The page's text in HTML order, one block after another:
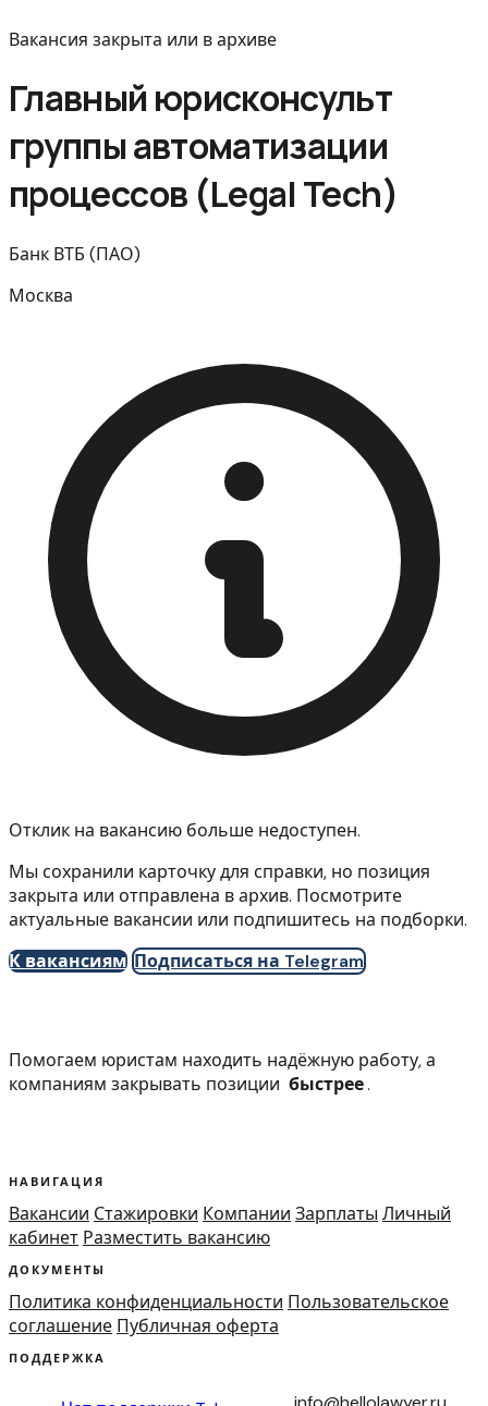
Вакансия закрыта или в архиве
Главный юрисконсульт
группы автоматизации
процессов (Legal Tech)
Банк ВТБ (ПАО)
Москва
Отклик на вакансию больше недоступен.
Мы сохранили карточку для справки, но позиция
закрыта или отправлена в архив. Посмотрите
актуальные вакансии или подпишитесь на подборки.
К вакансиям Подписаться на Telegram
Помогаем юристам находить надёжную работу, а
компаниям закрывать позиции быстрее.
НАВИГАЦИЯ
Вакансии Стажировки Компании Зарплаты Личный
кабинет Разместить вакансию
ДОКУМЕНТЫ
Политика конфиденциальности Пользовательское
соглашение Публичная оферта
ПОДДЕРЖКА